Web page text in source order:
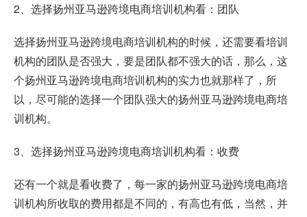
2、选择扬州亚马逊跨境电商培训机构看：团队
选择扬州亚马逊跨境电商培训机构的时候，还需要看培训
机构的团队是否强大，要是团队都不强大的话，那么，这
个扬州亚马逊跨境电商培训机构的实力也就那样了，所
以，尽可能的选择一个团队强大的扬州亚马逊跨境电商培
训机构。
3、选择扬州亚马逊跨境电商培训机构看：收费
还有一个就是看收费了，每一家的扬州亚马逊跨境电商培
训机构所收取的费用都是不同的，有高也有低，当然，并